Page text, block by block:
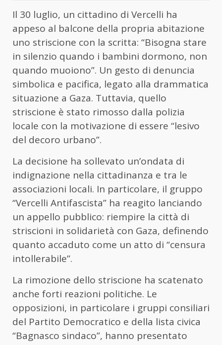
Il 30 luglio, un cittadino di Vercelli ha
appeso al balcone della propria abitazione
uno striscione con la scritta: “Bisogna stare
in silenzio quando i bambini dormono, non
quando muoiono”. Un gesto di denuncia
simbolica e pacifica, legato alla drammatica
situazione a Gaza. Tuttavia, quello
striscione è stato rimosso dalla polizia
locale con la motivazione di essere “lesivo
del decoro urbano”.
La decisione ha sollevato un’ondata di
indignazione nella cittadinanza e tra le
associazioni locali. In particolare, il gruppo
“Vercelli Antifascista” ha reagito lanciando
un appello pubblico: riempire la città di
striscioni in solidarietà con Gaza, definendo
quanto accaduto come un atto di “censura
intollerabile”.
La rimozione dello striscione ha scatenato
anche forti reazioni politiche. Le
opposizioni, in particolare i gruppi consiliari
del Partito Democratico e della lista civica
“Bagnasco sindaco”, hanno presentato